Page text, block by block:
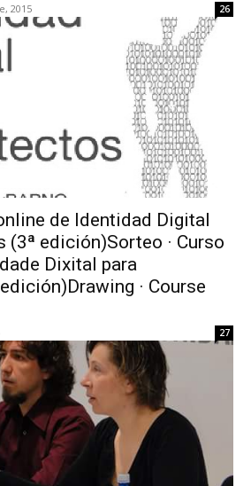
2015 26
de Identidad Digital
(3ª edición)Sorteo · Curso
Dixital para
· Course
27